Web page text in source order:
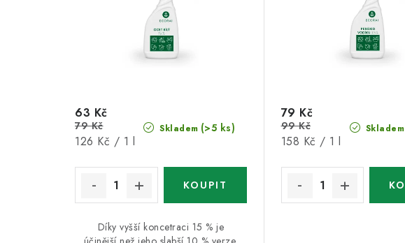
Skladem (>5 ks)
63 Kč
79 Kč
Měrná
126 Kč / 1 l
Díky vyšší koncetraci 15 % je
Skladem
79 Kč
99 Kč
Měrná
158 Kč / 1 l